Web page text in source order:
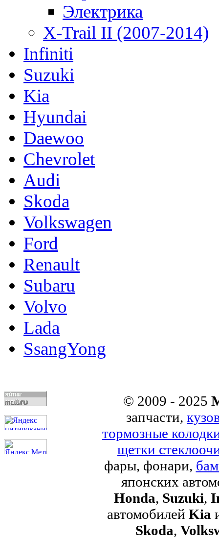
Электрика
X-Trail II (2007-2014)
Infiniti
Suzuki
Kia
Hyundai
Daewoo
Chevrolet
Audi
Skoda
Volkswagen
Ford
Renault
Subaru
Volvo
Lada
SsangYong
© 2009 - 2025
запчасти,
тормозные
щетки
фары, фонари,
японских
Honda, Suzuki,
автомобилей Kia
Skoda,